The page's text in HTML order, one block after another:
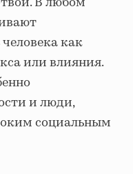
как
или влияния.
и люди,
социальным